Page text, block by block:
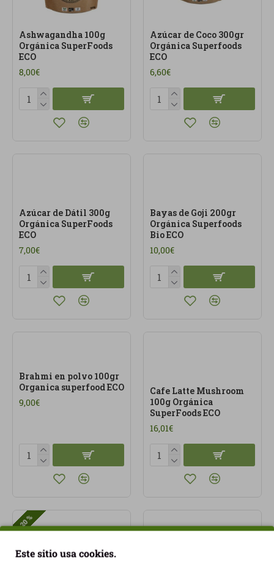
Ashwagandha 100g
Orgánica SuperFoods
ECO
8,00€
Azúcar de Coco 300gr
Orgánica Superfoods
ECO
6,60€
Azúcar de Dátil 300g
Orgánica SuperFoods
ECO
7,00€
Bayas de Goji 200gr
Orgánica Superfoods
Bio ECO
10,00€
Brahmi en polvo 100gr
Organica superfood ECO
9,00€
Cafe Latte Mushroom
100g Orgánica
SuperFoods ECO
16,01€
-20 %
Este sitio usa cookies.